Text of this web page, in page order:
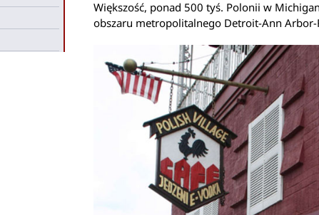
Większość, ponad 500 tyś. Polonii w
obszaru metropolitalnego Detroit-Ann Arbor-